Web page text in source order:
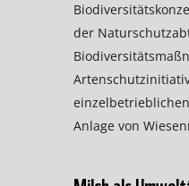
der
Anlage von